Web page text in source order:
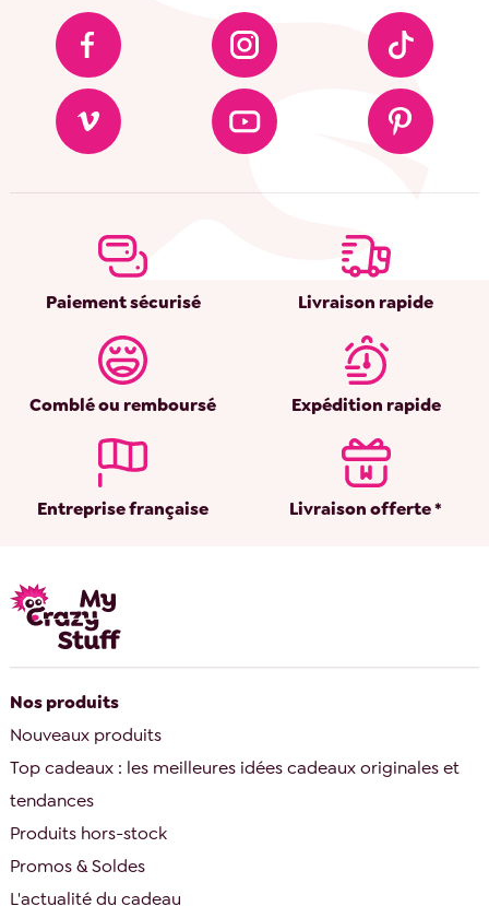
Paiement sécurisé Livraison rapide
Comblé ou remboursé Expédition rapide
Entreprise française Livraison offerte *
Nos produits
Nouveaux produits
Top cadeaux : les meilleures idées cadeaux originales et
tendances
Produits hors-stock
Promos & Soldes
L'actualité du cadeau